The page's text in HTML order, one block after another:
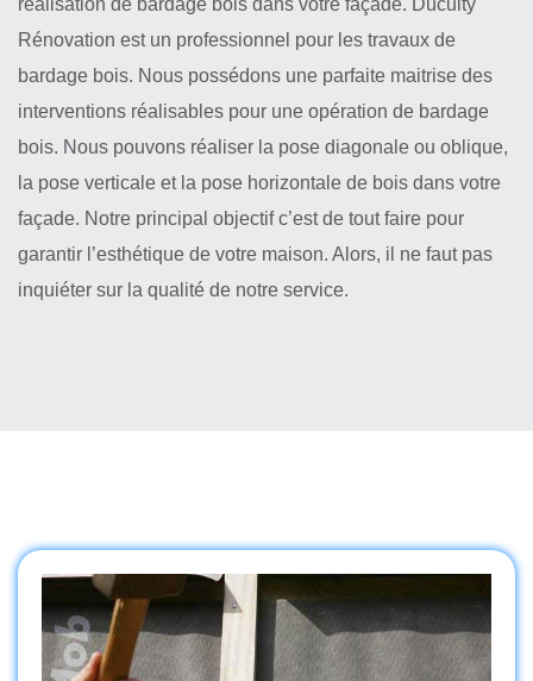
réalisation de bardage bois dans votre façade. Duculty
Rénovation est un professionnel pour les travaux de
bardage bois. Nous possédons une parfaite maitrise des
interventions réalisables pour une opération de bardage
bois. Nous pouvons réaliser la pose diagonale ou oblique,
la pose verticale et la pose horizontale de bois dans votre
façade. Notre principal objectif c’est de tout faire pour
garantir l’esthétique de votre maison. Alors, il ne faut pas
inquiéter sur la qualité de notre service.